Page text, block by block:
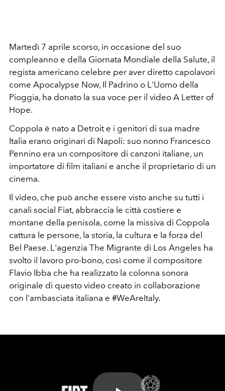
Martedì 7 aprile scorso, in occasione del suo
compleanno e della Giornata Mondiale della Salute, il
regista americano celebre per aver diretto capolavori
come Apocalypse Now, Il Padrino o L'Uomo della
Pioggia, ha donato la sua voce per il video A Letter of
Hope.
Coppola è nato a Detroit e i genitori di sua madre
Italia erano originari di Napoli: suo nonno Francesco
Pennino era un compositore di canzoni italiane, un
importatore di film italiani e anche il proprietario di un
cinema.
Il video, che può anche essere visto anche su tutti i
canali social Fiat, abbraccia le città costiere e
montane della penisola, come la missiva di Coppola
cattura le persone, la storia, la cultura e la forza del
Bel Paese. L'agenzia The Migrante di Los Angeles ha
svolto il lavoro pro-bono, così come il compositore
Flavio Ibba che ha realizzato la colonna sonora
originale di questo video creato in collaborazione
con l'ambasciata italiana e #WeAreItaly.